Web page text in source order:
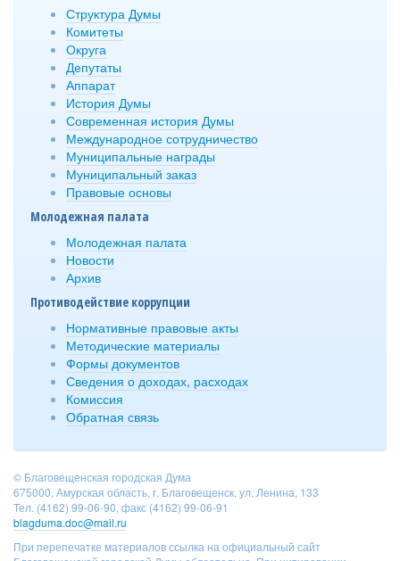
Структура Думы
Комитеты
Округа
Депутаты
Аппарат
История Думы
Современная история Думы
Международное сотрудничество
Муниципальные награды
Муниципальный заказ
Правовые основы
Молодежная палата
Молодежная палата
Новости
Архив
Противодействие коррупции
Нормативные правовые акты
Методические материалы
Формы документов
Сведения о доходах, расходах
Комиссия
Обратная связь
© Благовещенская городская Дума
675000, Амурская область, г. Благовещенск, ул. Ленина, 133
Тел. (4162) 99-06-90, факс (4162) 99-06-91
blagduma.doc@mail.ru
При перепечатке материалов ссылка на официальный сайт